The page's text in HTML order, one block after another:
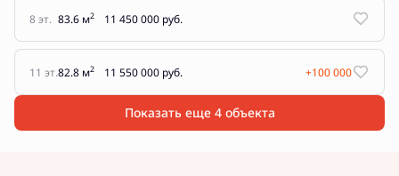
8 эт. 83.6 м2 11 450 000 руб.
11 эт.82.8 м2 11 550 000 руб. +100 000
Показать еще 4 объектa